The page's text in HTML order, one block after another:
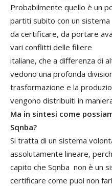
Probabilmente quello è un
partiti subito con un sistema
da certificare, da portare
vari conflitti delle filiere
italiane, che a differenza di
vedono una profonda
trasformazione e la
vengono distribuiti in
Ma in sintesi come
Sqnba?
Si tratta di un sistema
assolutamente lineare,
capito che Sqnba non è un
certificare come puoi non